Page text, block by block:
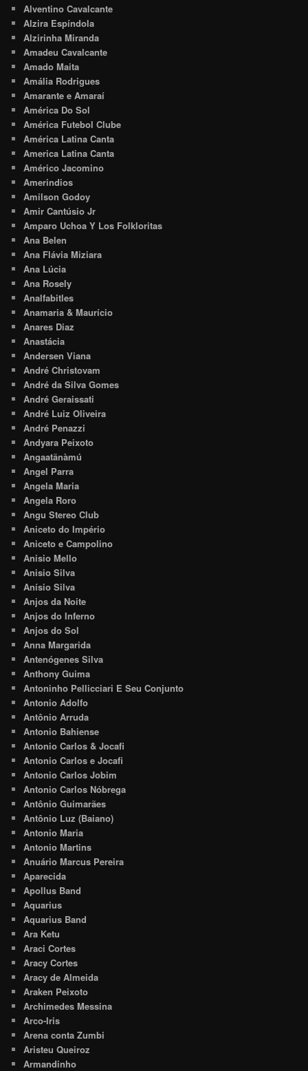
Alventino Cavalcante
Alzira Espíndola
Alzirinha Miranda
Amadeu Cavalcante
Amado Maita
Amália Rodrigues
Amarante e Amaraí
América Do Sol
América Futebol Clube
América Latina Canta
America Latina Canta
Américo Jacomino
Amerindios
Amilson Godoy
Amir Cantúsio Jr
Amparo Uchoa Y Los Folkloritas
Ana Belen
Ana Flávia Miziara
Ana Lúcia
Ana Rosely
Analfabitles
Anamaria & Maurício
Anares Diaz
Anastácia
Andersen Viana
André Christovam
André da Silva Gomes
André Geraissati
André Luiz Oliveira
André Penazzi
Andyara Peixoto
Angaatãnàmú
Angel Parra
Angela Maria
Angela Roro
Angu Stereo Club
Aniceto do Império
Aniceto e Campolino
Anisio Mello
Anisio Silva
Anísio Silva
Anjos da Noite
Anjos do Inferno
Anjos do Sol
Anna Margarida
Antenógenes Silva
Anthony Guima
Antoninho Pellicciari E Seu Conjunto
Antonio Adolfo
Antônio Arruda
Antonio Bahiense
Antonio Carlos & Jocafi
Antonio Carlos e Jocafi
Antonio Carlos Jobim
Antonio Carlos Nóbrega
Antônio Guimarães
Antônio Luz (Baiano)
Antonio Maria
Antonio Martins
Anuário Marcus Pereira
Aparecida
Apollus Band
Aquarius
Aquarius Band
Ara Ketu
Araci Cortes
Aracy Cortes
Aracy de Almeida
Araken Peixoto
Archimedes Messina
Arco-Iris
Arena conta Zumbi
Aristeu Queiroz
Armandinho